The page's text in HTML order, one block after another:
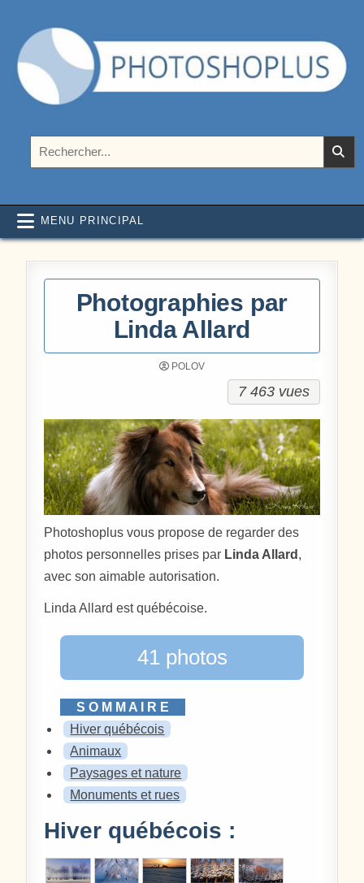
Photoshoplus
MENU PRINCIPAL
Photographies par
Linda Allard
POLOV
7 463 vues
Photoshoplus vous propose de regarder des
photos personnelles prises par Linda Allard ,
avec son aimable autorisation.
Linda Allard est québécoise.
41 photos
Hiver québécois
Animaux
Paysages et nature
Monuments et rues
Hiver québécois :